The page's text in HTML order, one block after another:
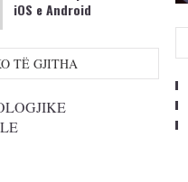
iOS e Android
TË GJITHA